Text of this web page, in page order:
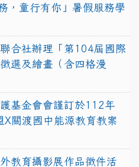
，童行有你」暑假服務學
合社辦理「第104屆國際
選及繪畫（含四格漫
基金會會謹訂於112年
關渡國中能源教育教案
教育攝影展作品徵件活